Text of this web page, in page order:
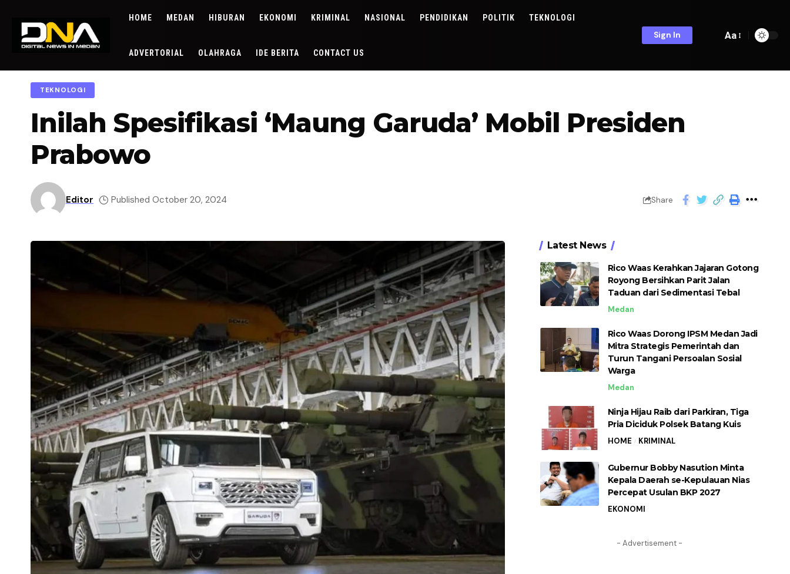
HOME MEDAN HIBURAN EKONOMI KRIMINAL NASIONAL PENDIDIKAN POLITIK TEKNOLOGI
ADVERTORIAL OLAHRAGA IDE BERITA CONTACT US
Sign In Aa
TEKNOLOGI
Inilah Spesifikasi ‘Maung Garuda’ Mobil Presiden
Prabowo
Editor Published October 20, 2024 Share
Latest News
Rico Waas Kerahkan Jajaran Gotong
Royong Bersihkan Parit Jalan
Taduan dari Sedimentasi Tebal
Medan
Rico Waas Dorong IPSM Medan Jadi
Mitra Strategis Pemerintah dan
Turun Tangani Persoalan Sosial
Warga
Medan
Ninja Hijau Raib dari Parkiran, Tiga
Pria Diciduk Polsek Batang Kuis
HOME KRIMINAL
Gubernur Bobby Nasution Minta
Kepala Daerah se-Kepulauan Nias
Percepat Usulan BKP 2027
EKONOMI
- Advertisement -